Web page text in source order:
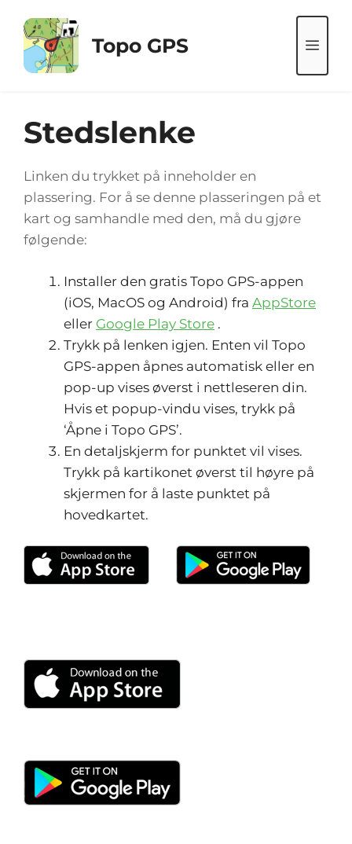
innhold
Topo GPS
Stedslenke
Linken du trykket på inneholder en
plassering. For å se denne plasseringen på et
kart og samhandle med den, må du gjøre
følgende:
Installer den gratis Topo GPS-appen
(iOS, MacOS og Android) fra AppStore
eller Google Play Store .
Trykk på lenken igjen. Enten vil Topo
GPS-appen åpnes automatisk eller en
pop-up vises øverst i nettleseren din.
Hvis et popup-vindu vises, trykk på
‘Åpne i Topo GPS’.
En detaljskjerm for punktet vil vises.
Trykk på kartikonet øverst til høyre på
skjermen for å laste punktet på
hovedkartet.